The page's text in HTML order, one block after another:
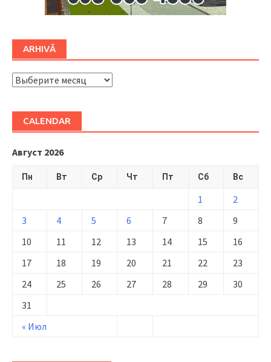
ARHIVĂ
ARHIVĂ
CALENDAR
Август 2026
Пн Вт Ср Чт Пт Сб Вс
« Июл
1
2
3
4 5 6 7 8
9
10
11 12 13 14 15
16
17
18 19 20 21 22
23
24
25 26 27 28 29
30
31